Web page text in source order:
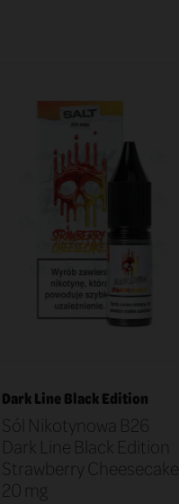
Dark Line Black Edition
Sól Nikotynowa B26
Dark Line Black Edition
Strawberry Cheesecake
20 mg